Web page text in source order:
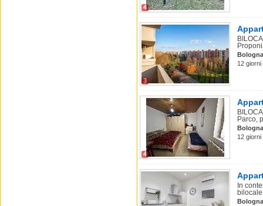
4
3
Bologna
12
4
Parco,
Bologna
12
In
Bologna